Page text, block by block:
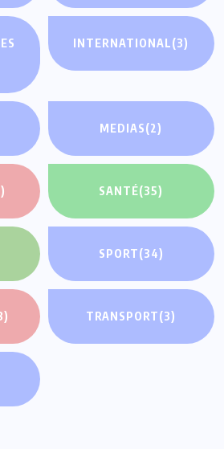
INTERNATIONAL(3)
MEDIAS(2)
SANTÉ(35)
SPORT(34)
TRANSPORT(3)